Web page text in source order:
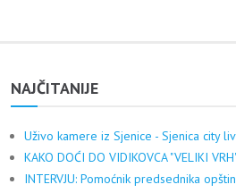
NAJČITANIJE
Uživo kamere iz Sjenice - Sjenica city
KAKO DOĆI DO VIDIKOVCA "VELIKI
INTERVJU: Pomoćnik predsednika